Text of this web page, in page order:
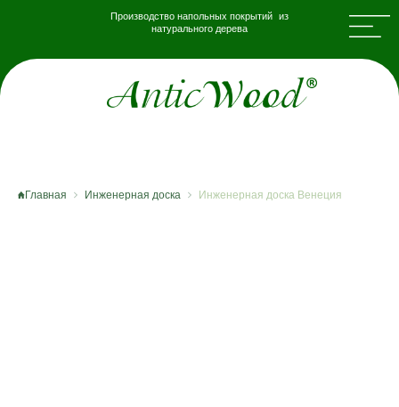
Производство напольных покрытий из
натурального дерева
Главная Инженерная доска Инженерная доска Венеция